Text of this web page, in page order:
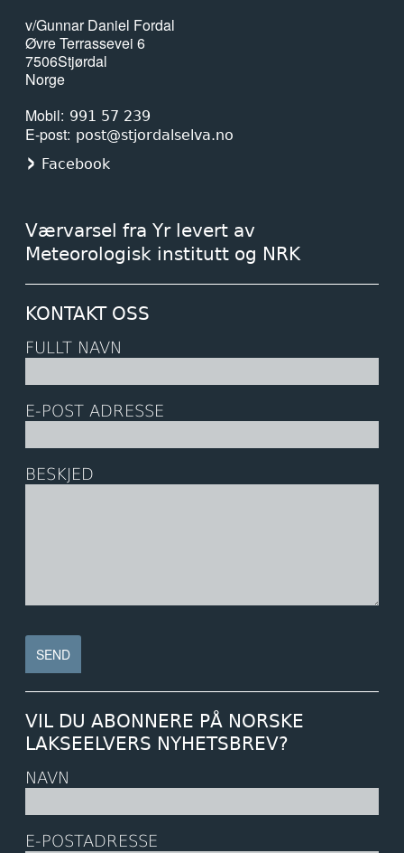
v/Gunnar Daniel Fordal
Øvre Terrassevei 6
7506Stjørdal
Norge
Mobil
991 57 239
E-post post@stjordalselva.no
Facebook
Værvarsel fra Yr levert av
Meteorologisk institutt og NRK
KONTAKT OSS
FULLT NAVN
E-POST ADRESSE
BESKJED
VIL DU ABONNERE PÅ NORSKE
LAKSEELVERS NYHETSBREV?
NAVN
E-POSTADRESSE